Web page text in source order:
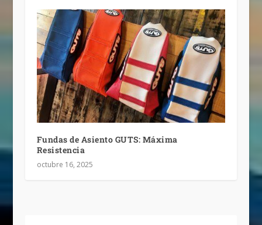
Fundas de Asiento GUTS: Máxima
Resistencia
octubre 16, 2025